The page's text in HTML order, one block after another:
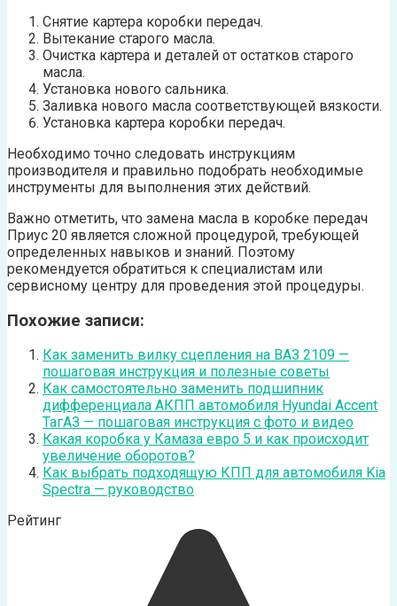
Снятие картера коробки передач.
Вытекание старого масла.
Очистка картера и деталей от остатков старого
масла.
Установка нового сальника.
Заливка нового масла соответствующей вязкости.
Установка картера коробки передач.
Необходимо точно следовать инструкциям
производителя и правильно подобрать необходимые
инструменты для выполнения этих действий.
Важно отметить, что замена масла в коробке передач
Приус 20 является сложной процедурой, требующей
определенных навыков и знаний. Поэтому
рекомендуется обратиться к специалистам или
сервисному центру для проведения этой процедуры.
Похожие записи:
Как заменить вилку сцепления на ВАЗ 2109 —
пошаговая инструкция и полезные советы
Как самостоятельно заменить подшипник
дифференциала АКПП автомобиля Hyundai Accent
ТагАЗ — пошаговая инструкция с фото и видео
Какая коробка у Камаза евро 5 и как происходит
увеличение оборотов?
Как выбрать подходящую КПП для автомобиля Kia
Spectra — руководство
Рейтинг